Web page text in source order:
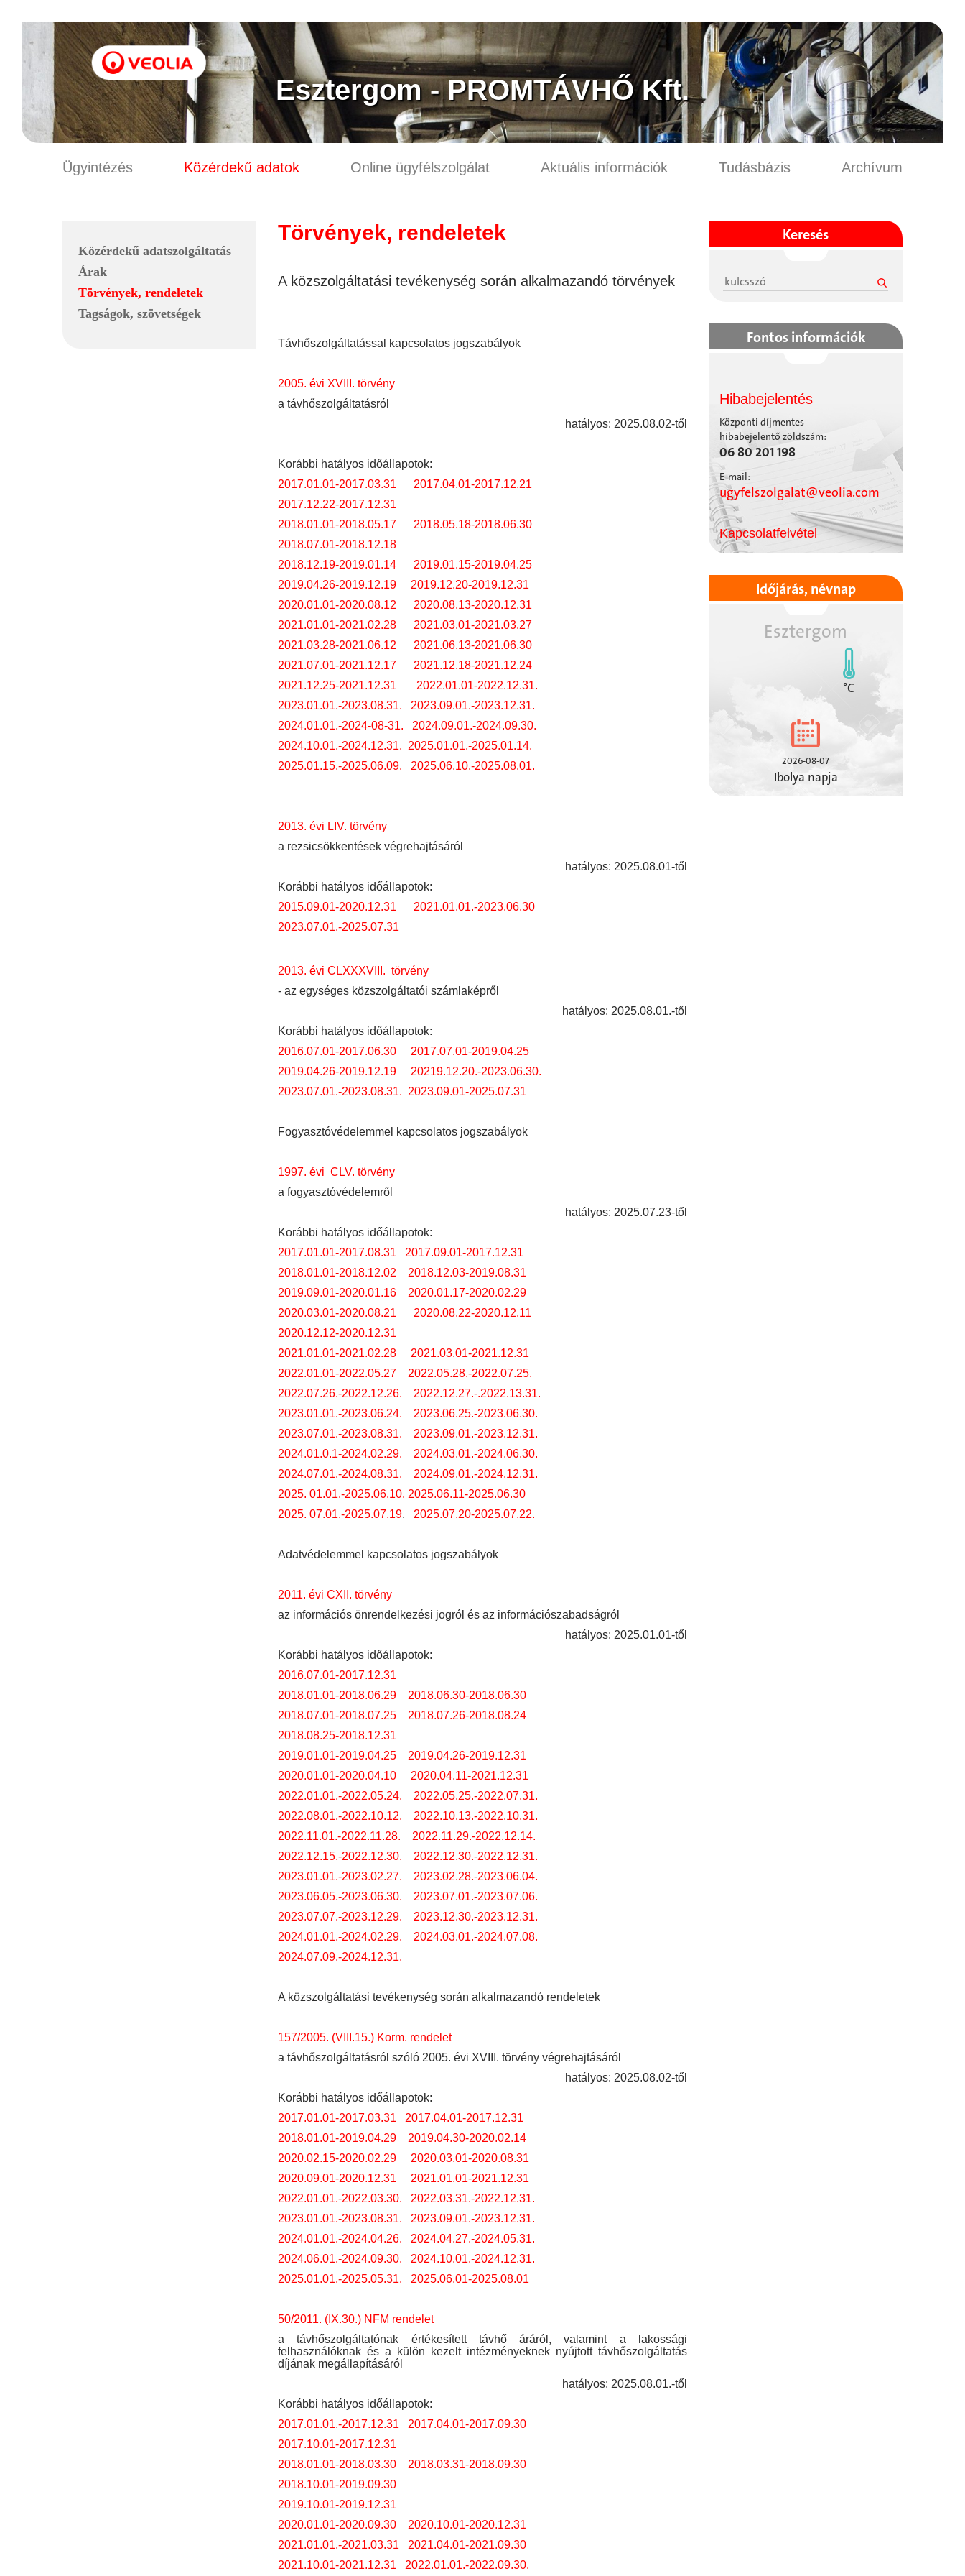
Esztergom - PROMTÁVHŐ Kft.
Ügyintézés Közérdekű adatok Online ügyfélszolgálat Aktuális információk Tudásbázis Archívum
Közérdekű adatszolgáltatás
Árak
Törvények, rendeletek
Tagságok, szövetségek
Törvények, rendeletek
A közszolgáltatási tevékenység során alkalmazandó törvények
Távhőszolgáltatással kapcsolatos jogszabályok
2005. évi XVIII. törvény
a távhőszolgáltatásról
hatályos: 2025.08.02-től
Korábbi hatályos időállapotok:
2017.01.01-2017.03.31
2017.04.01-2017.12.21
2017.12.22-2017.12.31
2018.01.01-2018.05.17
2018.05.18-2018.06.30
2018.07.01-2018.12.18
2018.12.19-2019.01.14
2019.01.15-2019.04.25
2019.04.26-2019.12.19
2019.12.20-2019.12.31
2020.01.01-2020.08.12
2020.08.13-2020.12.31
2021.01.01-2021.02.28
2021.03.01-2021.03.27
2021.03.28-2021.06.12
2021.06.13-2021.06.30
2021.07.01-2021.12.17
2021.12.18-2021.12.24
2021.12.25-2021.12.31
2022.01.01-2022.12.31.
2023.01.01.-2023.08.31.
2023.09.01.-2023.12.31.
2024.01.01.-2024-08-31.
2024.09.01.-2024.09.30.
2024.10.01.-2024.12.31. 2025.01.01.-2025.01.14.
2025.01.15.-2025.06.09.
2025.06.10.-2025.08.01.
2013. évi LIV. törvény
a rezsicsökkentések végrehajtásáról
hatályos: 2025.08.01-től
Korábbi hatályos időállapotok:
2015.09.01-2020.12.31
2021.01.01.-2023.06.30
2023.07.01.-2025.07.31
2013. évi CLXXXVIII. törvény
- az egységes közszolgáltatói számlaképről
hatályos: 2025.08.01.-től
Korábbi hatályos időállapotok:
2016.07.01-2017.06.30
2017.07.01-2019.04.25
2019.04.26-2019.12.19
20219.12.20.-2023.06.30.
2023.07.01.-2023.08.31. 2023.09.01-2025.07.31
Fogyasztóvédelemmel kapcsolatos jogszabályok
1997. évi CLV. törvény
a fogyasztóvédelemről
hatályos: 2025.07.23-től
Korábbi hatályos időállapotok:
2017.01.01-2017.08.31
2017.09.01-2017.12.31
2018.01.01-2018.12.02
2018.12.03-2019.08.31
2019.09.01-2020.01.16
2020.01.17-2020.02.29
2020.03.01-2020.08.21
2020.08.22-2020.12.11
2020.12.12-2020.12.31
2021.01.01-2021.02.28
2021.03.01-2021.12.31
2022.01.01-2022.05.27
2022.05.28.-2022.07.25.
2022.07.26.-2022.12.26.
2022.12.27.-.2022.13.31.
2023.01.01.-2023.06.24.
2023.06.25.-2023.06.30.
2023.07.01.-2023.08.31.
2023.09.01.-2023.12.31.
2024.01.0.1-2024.02.29.
2024.03.01.-2024.06.30.
2024.07.01.-2024.08.31.
2024.09.01.-2024.12.31.
2025. 01.01.-2025.06.10. 2025.06.11-2025.06.30
2025. 07.01.-2025.07.19. 2025.07.20-2025.07.22.
Adatvédelemmel kapcsolatos jogszabályok
2011. évi CXII. törvény
az információs önrendelkezési jogról és az információszabadságról
hatályos: 2025.01.01-től
Korábbi hatályos időállapotok:
2016.07.01-2017.12.31
2018.01.01-2018.06.29
2018.06.30-2018.06.30
2018.07.01-2018.07.25
2018.07.26-2018.08.24
2018.08.25-2018.12.31
2019.01.01-2019.04.25
2019.04.26-2019.12.31
2020.01.01-2020.04.10
2020.04.11-2021.12.31
2022.01.01.-2022.05.24.
2022.05.25.-2022.07.31.
2022.08.01.-2022.10.12.
2022.10.13.-2022.10.31.
2022.11.01.-2022.11.28.
2022.11.29.-2022.12.14.
2022.12.15.-2022.12.30.
2022.12.30.-2022.12.31.
2023.01.01.-2023.02.27.
2023.02.28.-2023.06.04.
2023.06.05.-2023.06.30.
2023.07.01.-2023.07.06.
2023.07.07.-2023.12.29.
2023.12.30.-2023.12.31.
2024.01.01.-2024.02.29.
2024.03.01.-2024.07.08.
2024.07.09.-2024.12.31.
A közszolgáltatási tevékenység során alkalmazandó rendeletek
157/2005. (VIII.15.) Korm. rendelet
a távhőszolgáltatásról szóló 2005. évi XVIII. törvény végrehajtásáról
hatályos: 2025.08.02-től
Korábbi hatályos időállapotok:
2017.01.01-2017.03.31
2017.04.01-2017.12.31
2018.01.01-2019.04.29
2019.04.30-2020.02.14
2020.02.15-2020.02.29
2020.03.01-2020.08.31
2020.09.01-2020.12.31
2021.01.01-2021.12.31
2022.01.01.-2022.03.30.
2022.03.31.-2022.12.31.
2023.01.01.-2023.08.31.
2023.09.01.-2023.12.31.
2024.01.01.-2024.04.26.
2024.04.27.-2024.05.31.
2024.06.01.-2024.09.30.
2024.10.01.-2024.12.31.
2025.01.01.-2025.05.31.
2025.06.01-2025.08.01
50/2011. (IX.30.) NFM rendelet
a távhőszolgáltatónak értékesített távhő áráról, valamint a lakossági
felhasználóknak és a külön kezelt intézményeknek nyújtott távhőszolgáltatás
díjának megállapításáról
hatályos: 2025.08.01.-től
Korábbi hatályos időállapotok:
2017.01.01.-2017.12.31
2017.04.01-2017.09.30
2017.10.01-2017.12.31
2018.01.01-2018.03.30
2018.03.31-2018.09.30
2018.10.01-2019.09.30
2019.10.01-2019.12.31
2020.01.01-2020.09.30
2020.10.01-2020.12.31
2021.01.01.-2021.03.31
2021.04.01-2021.09.30
2021.10.01-2021.12.31
2022.01.01.-2022.09.30.
Keresés
Fontos információk
Hibabejelentés
Központi díjmentes
hibabejelentő zöldszám:
06 80 201 198
E-mail:
ugyfelszolgalat@veolia.com
Kapcsolatfelvétel
Időjárás, névnap
Esztergom
°C
2026-08-07
Ibolya napja